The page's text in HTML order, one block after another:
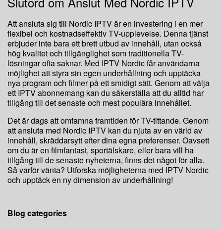
Att ansluta sig till Nordic IPTV är en investering i en mer
flexibel och kostnadseffektiv TV-upplevelse. Denna tjänst
erbjuder inte bara ett brett utbud av innehåll, utan också
hög kvalitet och tillgänglighet som traditionella TV-
lösningar ofta saknar. Med IPTV Nordic får användarna
möjlighet att styra sin egen underhållning och upptäcka
nya program och filmer på ett smidigt sätt. Genom att välja
ett IPTV abonnemang kan du säkerställa att du alltid har
tillgång till det senaste och mest populära innehållet.
Det är dags att omfamna framtiden för TV-tittande. Genom
att ansluta med Nordic IPTV kan du njuta av en värld av
innehåll, skräddarsytt efter dina egna preferenser. Oavsett
om du är en filmfantast, sportälskare, eller bara vill ha
tillgång till de senaste nyheterna, finns det något för alla.
Så varför vänta? Utforska möjligheterna med IPTV Nordic
och upptäck en ny dimension av underhållning!
Blog categories